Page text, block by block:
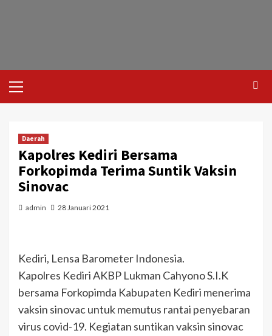
Daerah
Kapolres Kediri Bersama
Forkopimda Terima Suntik Vaksin
Sinovac
admin 28 Januari 2021
Kediri, Lensa Barometer Indonesia.
Kapolres Kediri AKBP Lukman Cahyono S.I.K
bersama Forkopimda Kabupaten Kediri menerima
vaksin sinovac untuk memutus rantai penyebaran
virus covid-19. Kegiatan suntikan vaksin sinovac